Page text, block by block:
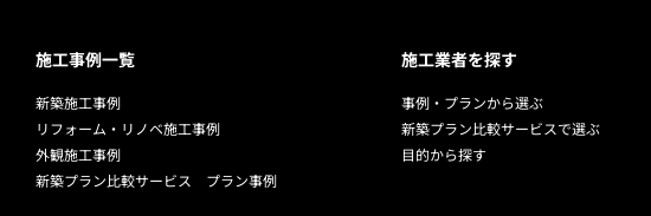
施工事例一覧
新築施工事例
リフォーム・リノベ施工事例
外観施工事例
新築プラン比較サービス プラン事例
施工業者を探す
事例・プランから選ぶ
新築プラン比較サービスで選ぶ
目的から探す